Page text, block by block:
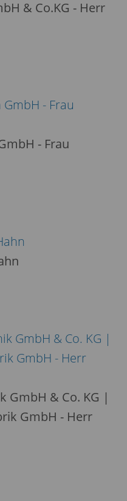
& Co.KG - Herr
- Frau
GmbH & Co. KG |
GmbH - Herr